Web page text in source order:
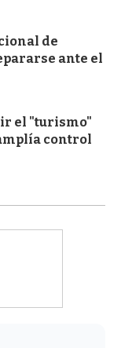
de
ante el
el "turismo"
control